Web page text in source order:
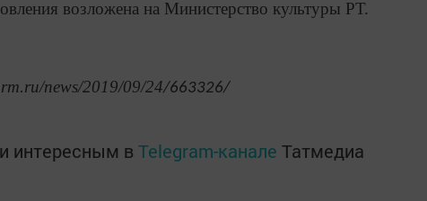
возложена на Министерство культуры РТ.
news/2019/09/24/663326/
интересным в Telegram-канале Татмедиа